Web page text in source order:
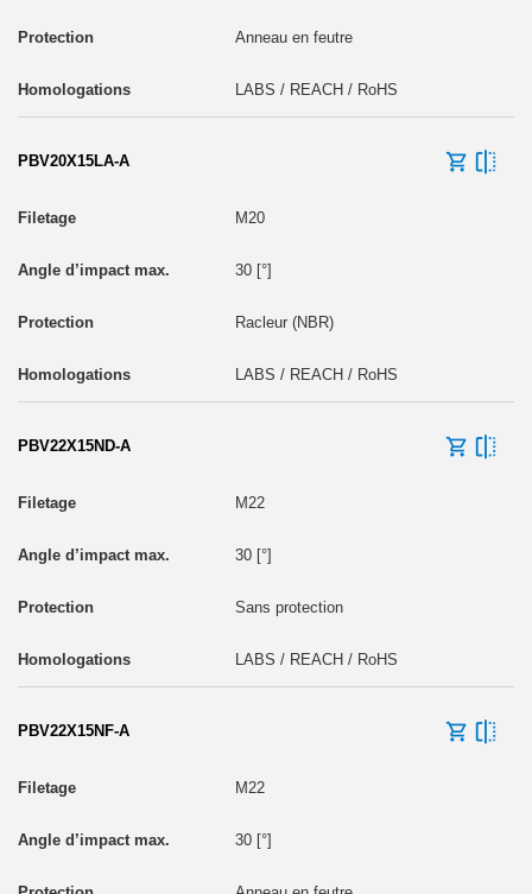
Anneau en feutre
LABS / REACH / RoHS
PBV20X15LA-A
M20
30 [°]
Racleur (NBR)
LABS / REACH / RoHS
PBV22X15ND-A
M22
30 [°]
Sans protection
LABS / REACH / RoHS
PBV22X15NF-A
M22
30 [°]